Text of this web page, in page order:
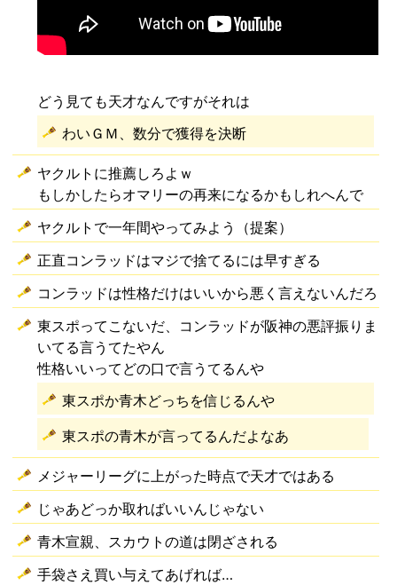
どう見ても天才なんですがそれは
わいＧＭ、数分で獲得を決断
ヤクルトに推薦しろよｗ
もしかしたらオマリーの再来になるかもしれへんで
ヤクルトで一年間やってみよう（提案）
正直コンラッドはマジで捨てるには早すぎる
コンラッドは性格だけはいいから悪く言えないんだろ
東スポってこないだ、コンラッドが阪神の悪評振りま
いてる言うてたやん
性格いいってどの口で言うてるんや
東スポか青木どっちを信じるんや
東スポの青木が言ってるんだよなあ
メジャーリーグに上がった時点で天才ではある
じゃあどっか取ればいいんじゃない
青木宣親、スカウトの道は閉ざされる
手袋さえ買い与えてあげれば…